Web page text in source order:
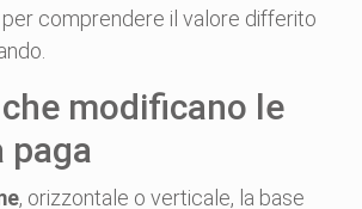
comprendere il valore differito
modificano le
paga
, orizzontale o verticale, la base